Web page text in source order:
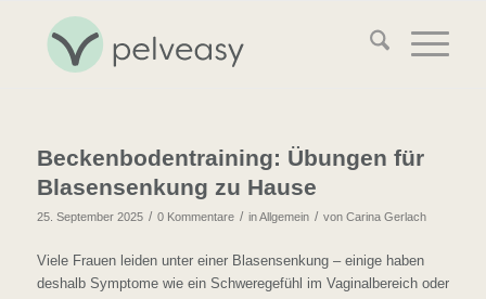
Beckenbodentraining: Übungen für
Blasensenkung zu Hause
25. September 2025 / 0 Kommentare / inAllgemein / von Carina Gerlach
Viele Frauen leiden unter einer Blasensenkung – einige haben
deshalb Symptome wie ein Schweregefühl im Vaginalbereich oder